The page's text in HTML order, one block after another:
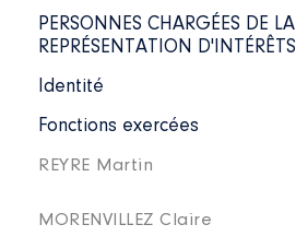
PERSONNES CHARGÉES DE LA
REPRÉSENTATION D'INTÉRÊTS
Identité
Fonctions exercées
REYRE Martin
MORENVILLEZ Claire